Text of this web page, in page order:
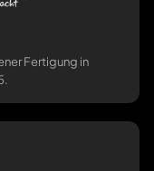
Fertigung in